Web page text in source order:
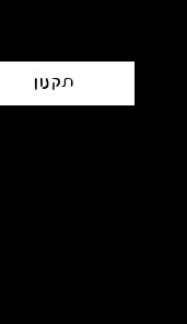
תקנון